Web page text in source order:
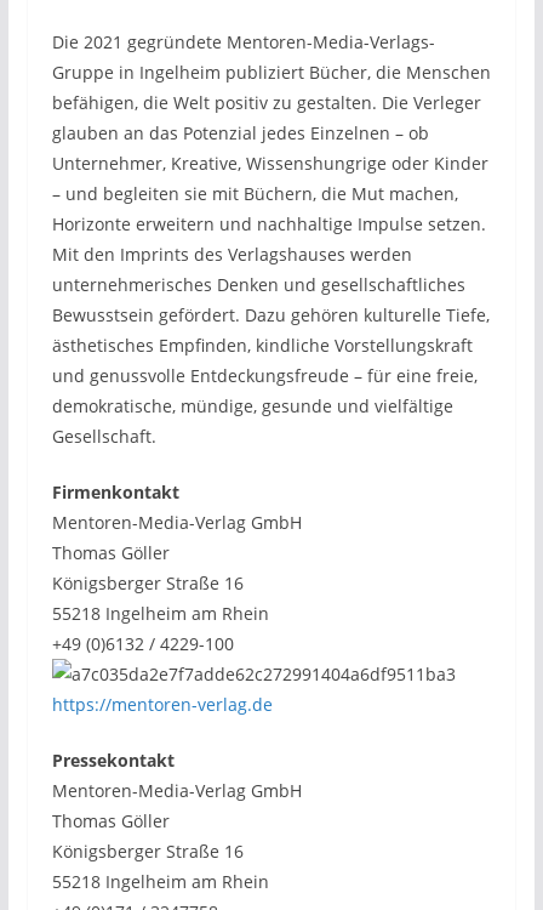
Die 2021 gegründete Mentoren-Media-Verlags-
Gruppe in Ingelheim publiziert Bücher, die Menschen
befähigen, die Welt positiv zu gestalten. Die Verleger
glauben an das Potenzial jedes Einzelnen – ob
Unternehmer, Kreative, Wissenshungrige oder Kinder
– und begleiten sie mit Büchern, die Mut machen,
Horizonte erweitern und nachhaltige Impulse setzen.
Mit den Imprints des Verlagshauses werden
unternehmerisches Denken und gesellschaftliches
Bewusstsein gefördert. Dazu gehören kulturelle Tiefe,
ästhetisches Empfinden, kindliche Vorstellungskraft
und genussvolle Entdeckungsfreude – für eine freie,
demokratische, mündige, gesunde und vielfältige
Gesellschaft.
Firmenkontakt
Mentoren-Media-Verlag GmbH
Thomas Göller
Königsberger Straße 16
55218 Ingelheim am Rhein
+49 (0)6132 / 4229-100
https://mentoren-verlag.de
Pressekontakt
Mentoren-Media-Verlag GmbH
Thomas Göller
Königsberger Straße 16
55218 Ingelheim am Rhein